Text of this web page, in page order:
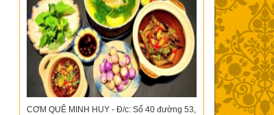
CƠM QUÊ MINH HUY - Đ/c: Số 40 đường 53,